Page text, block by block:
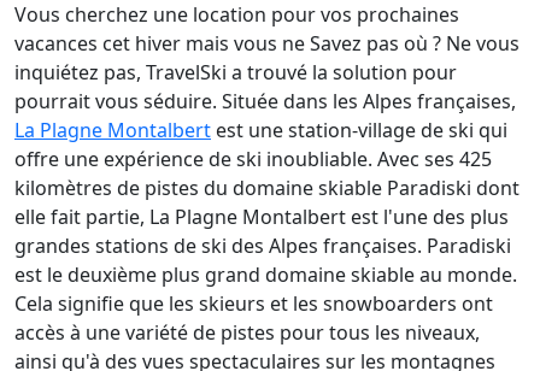
Vous cherchez une location pour vos prochaines
vacances cet hiver mais vous ne Savez pas où ? Ne vous
inquiétez pas, TravelSki a trouvé la solution pour
pourrait vous séduire. Située dans les Alpes françaises,
La Plagne Montalbert est une station-village de ski qui
offre une expérience de ski inoubliable. Avec ses 425
kilomètres de pistes du domaine skiable Paradiski dont
elle fait partie, La Plagne Montalbert est l'une des plus
grandes stations de ski des Alpes françaises. Paradiski
est le deuxième plus grand domaine skiable au monde.
Cela signifie que les skieurs et les snowboarders ont
accès à une variété de pistes pour tous les niveaux,
ainsi qu'à des vues spectaculaires sur les montagnes